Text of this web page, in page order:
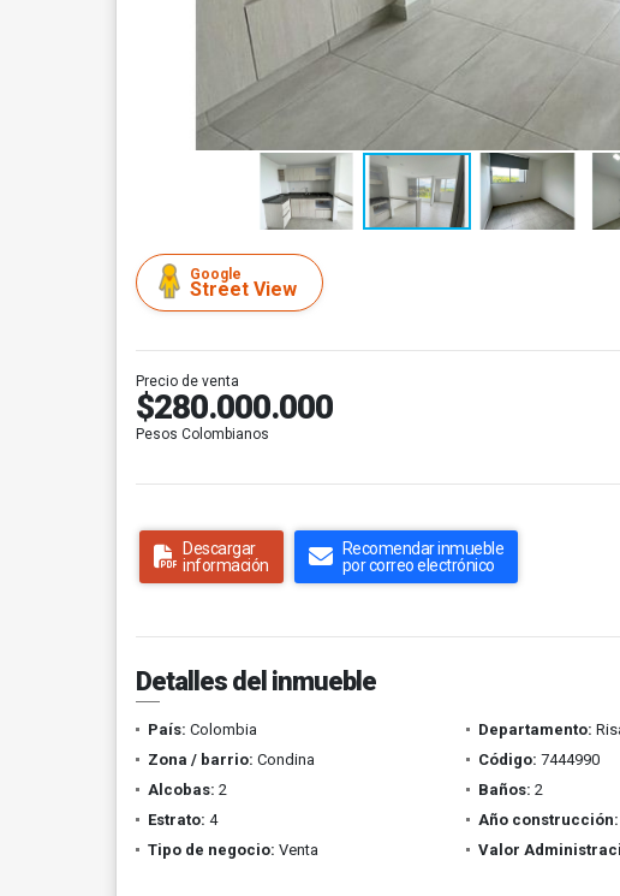
Google
Street View
Precio de venta
$280.000.000
Pesos Colombianos
Descargar
información
Recomendar inmueble
por correo electrónico
Detalles del inmueble
País: Colombia Departamento:
Zona / barrio: Condina Código: 7444990
Alcobas: 2 Baños: 2
Estrato: 4 Año construcción:
Tipo de negocio: Venta Valor